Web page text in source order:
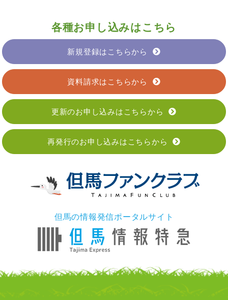
各種お申し込みはこちら
新規登録はこちらから
資料請求はこちらから
更新のお申し込みはこちらから
再発行のお申し込みはこちらから
但馬の情報発信ポータルサイト